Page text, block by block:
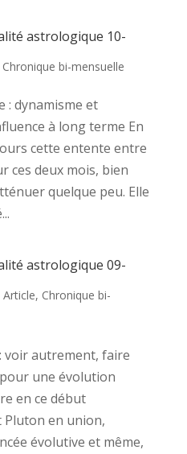
astrologique 10-
Chronique bi-mensuelle
: dynamisme et
à long terme En
cette entente entre
ces deux mois, bien
quelque peu. Elle
astrologique 09-
Article, Chronique bi-
voir autrement, faire
une évolution
en ce début
en union,
évolutive et même,